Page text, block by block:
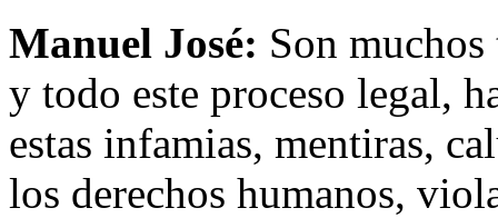
Manuel José: Son muchos
y todo este proceso legal,
estas infamias, mentiras,
los derechos humanos,